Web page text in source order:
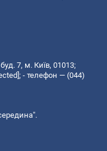
7, м. Київ, 01013;
; - телефон — (044)